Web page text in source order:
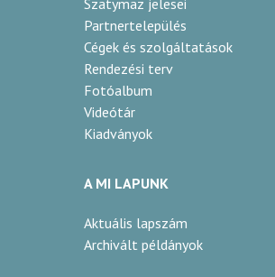
Szatymaz jelesei
Partnertelepülés
Cégek és szolgáltatások
Rendezési terv
Fotóalbum
Videótár
Kiadványok
A MI LAPUNK
Aktuális lapszám
Archivált példányok